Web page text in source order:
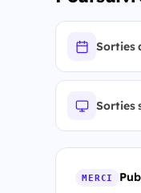
Sorties
Sorties
MERCI